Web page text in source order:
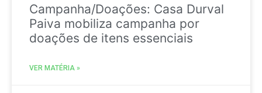
Campanha/Doações: Casa Durval
Paiva mobiliza campanha por
doações de itens essenciais
VER MATÉRIA »